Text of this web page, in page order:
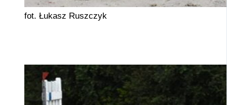
fot. Łukasz Ruszczyk